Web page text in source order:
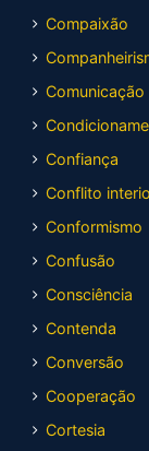
Compaixão
Comunicação
Confiança
Conflito
Conformismo
Confusão
Consciência
Contenda
Conversão
Cooperação
Cortesia